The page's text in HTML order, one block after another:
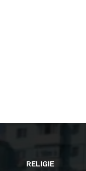
RELIGIE